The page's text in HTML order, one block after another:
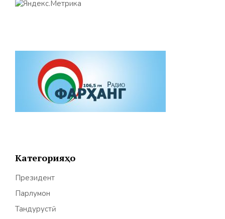
Категорияҳо
Президент
Парлумон
Тандурустӣ